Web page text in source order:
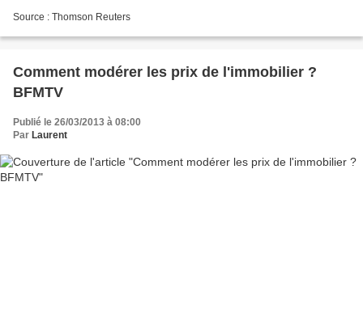
Source : Thomson Reuters
Comment modérer les prix de l'immobilier ?
BFMTV
Publié le 26/03/2013 à 08:00
Par Laurent